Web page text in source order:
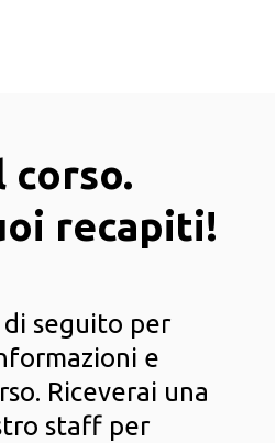
corso.
recapiti!
seguito per
e
Riceverai una
staff per